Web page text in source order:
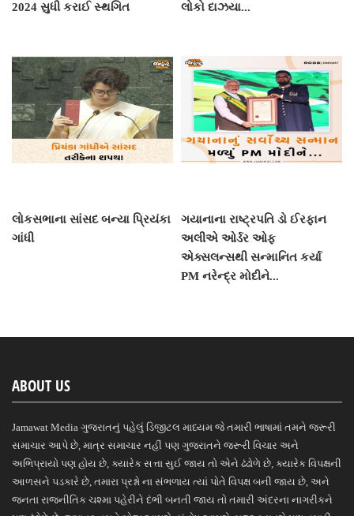
2024 સુધી કરાઈ સ્થગિત
લોકો દાઝયા...
લોકસભાના સાંસદ બન્યા પ્રિયંકા
ગાંધી
ગયાનાના રાષ્ટ્રપતિ ડો ઈરફાન
અલીએ ઓર્ડર ઓફ
એક્સલન્સથી સન્માનિત કર્યા
PM નરેન્દ્ર મોદીને...
ABOUT US
Jamawat Media ગુજરાતનું પહેલું ડિજીટલ માધ્યમ જે તમારી ભાષામાં તમને જરૂરી
સમાચાર આપે છે, માત્ર સમાચાર નહીં પણ ગુજરાતને જરૂરી વિચાર અને
અભિપ્રાયો પણ હોય છે, ક્યારેક સત્તા સુઈ જાય તો એને ઢંઢોળે છે, ક્યારેક વિપક્ષની
આળસને પડકારે છે, તમારા પ્રશ્નો ના સંભળાય ત્યાં પોતે વિપક્ષ બની જાય છે, અને
જનતા રાજનીતિક ચશ્મા પહેરીને દંભી બનતી જાય તો તમારી અંદરના નાગરીકને